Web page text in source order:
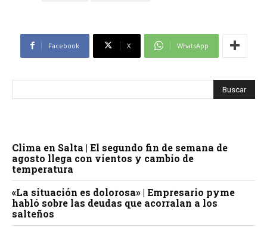
Facebook X WhatsApp
Clima en Salta | El segundo fin de semana de
agosto llega con vientos y cambio de
temperatura
«La situación es dolorosa» | Empresario pyme
habló sobre las deudas que acorralan a los
salteños